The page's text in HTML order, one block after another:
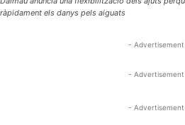
ràpidament els danys pels aiguats
-
-
-